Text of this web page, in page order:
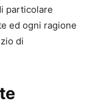
particolare
ed ogni ragione
di